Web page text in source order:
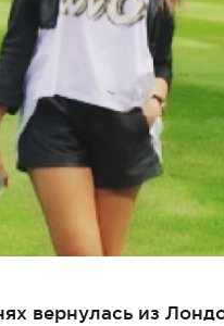
вернулась из